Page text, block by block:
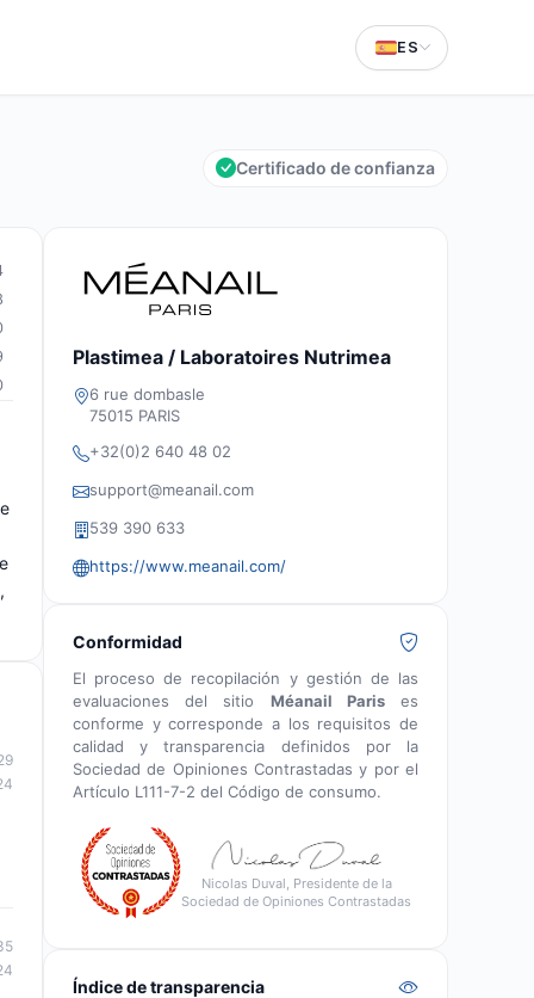
ES
Certificado de confianza
Plastimea / Laboratoires Nutrimea
6 rue dombasle
75015 PARIS
+32(0)2 640 48 02
support@meanail.com
539 390 633
https://www.meanail.com/
Conformidad
El proceso de recopilación y gestión de las
evaluaciones del sitio Méanail Parises
conforme y corresponde a los requisitos de
calidad y transparencia definidos por la
Sociedad de Opiniones Contrastadas y por el
Artículo L111-7-2 del Código de consumo.
Nicolas Duval, Presidente de la
Sociedad de Opiniones Contrastadas
Índice de transparencia